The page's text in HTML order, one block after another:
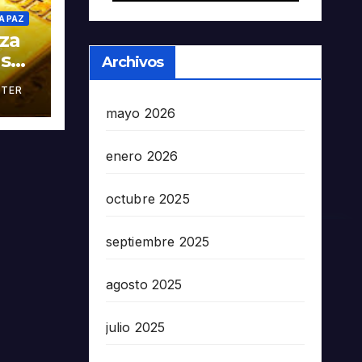
PAZ
Archivos
mayo 2026
enero 2026
octubre 2025
septiembre 2025
agosto 2025
julio 2025